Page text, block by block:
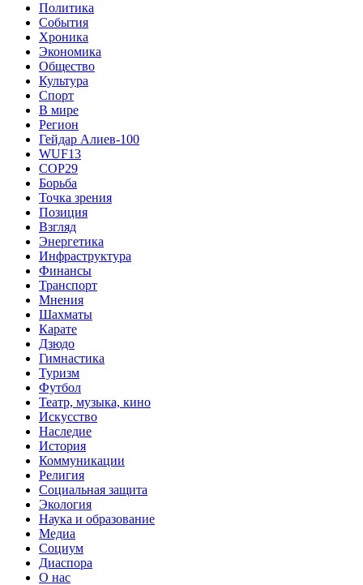
Политика
События
Хроника
Экономика
Общество
Культура
Спорт
В мире
Регион
Гейдар Алиев-100
WUF13
COP29
Борьба
Точка зрения
Позиция
Взгляд
Энергетика
Инфраструктура
Финансы
Транспорт
Мнения
Шахматы
Карате
Дзюдо
Гимнастика
Туризм
Футбол
Театр, музыка, кино
Искусство
Наследие
История
Коммуникации
Религия
Социальная защита
Экология
Наука и образование
Медиа
Социум
Диаспора
О нас